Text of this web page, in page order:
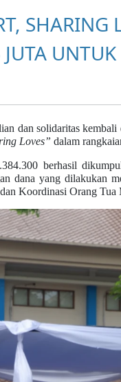
SHARING
dan solidaritas
Loves” dalam
berhasil
dana yang
Koordinasi Orang